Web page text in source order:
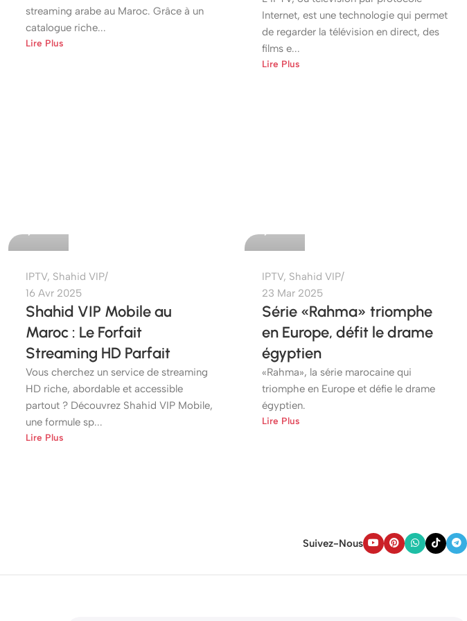
streaming arabe au Maroc. Grâce à un
catalogue riche...
Lire Plus
Internet, est une technologie qui permet
de regarder la télévision en direct, des
films e...
Lire Plus
IPTV, Shahid VIP
16 Avr 2025
Shahid VIP Mobile au
Maroc : Le Forfait
Streaming HD Parfait
Vous cherchez un service de streaming
HD riche, abordable et accessible
partout ? Découvrez Shahid VIP Mobile,
une formule sp...
Lire Plus
IPTV, Shahid VIP
23 Mar 2025
Série «Rahma» triomphe
en Europe, défit le drame
égyptien
«Rahma», la série marocaine qui
triomphe en Europe et défie le drame
égyptien.
Lire Plus
Suivez-Nous